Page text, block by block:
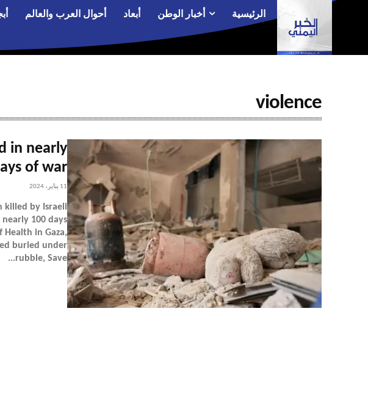
الرئيسية أخبار الوطن أبعاد أحوال العرب والعالم
violence
in nearly
of war
11 يناير، 2024
killed by Israeli
100 days
in Gaza,
buried under
rubble, Save...